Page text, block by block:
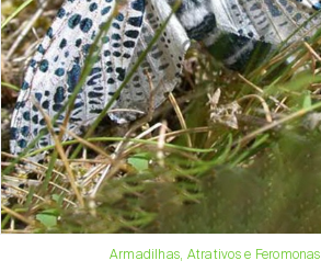
Armadilhas, Atrativos e Feromonas